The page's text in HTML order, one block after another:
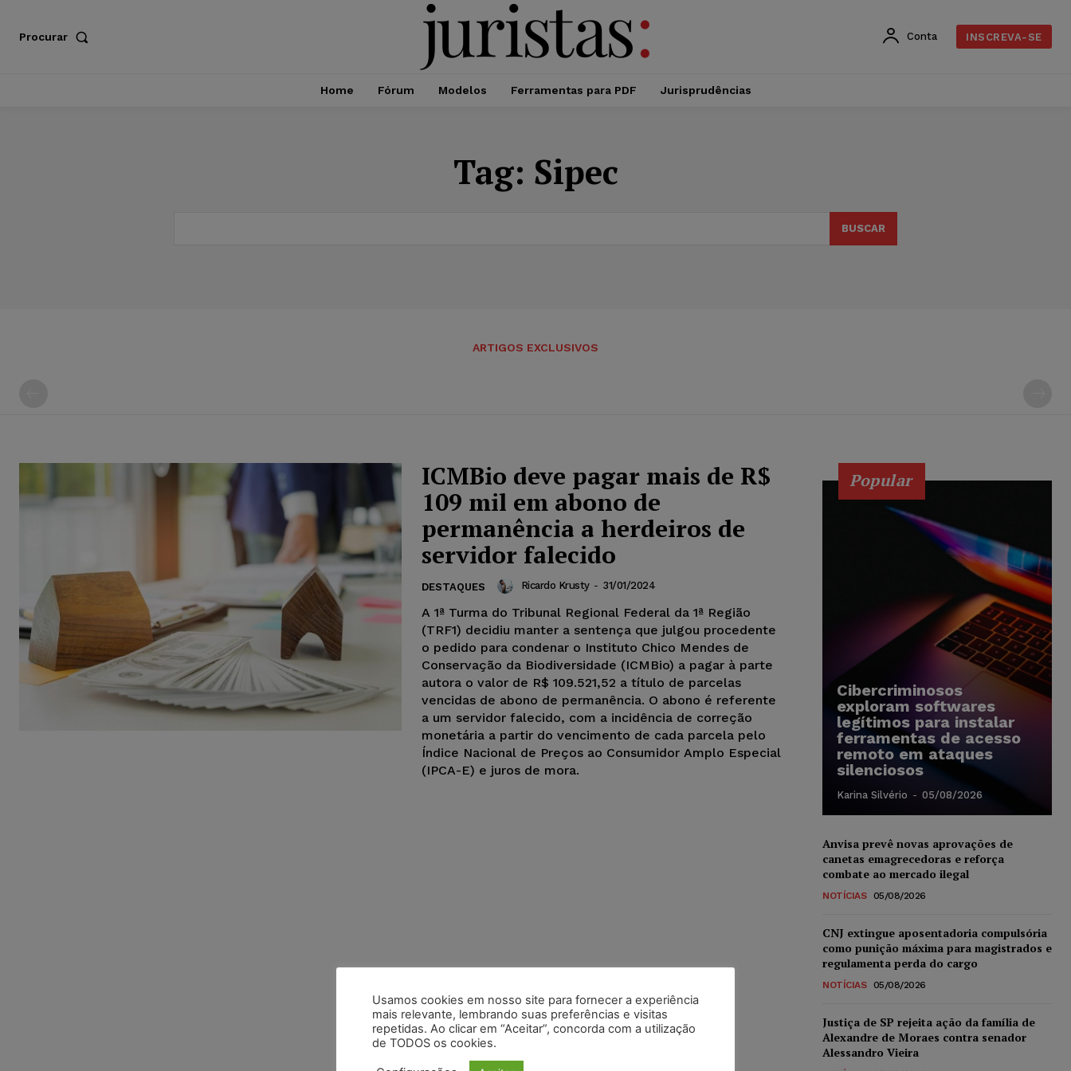
Procurar Conta INSCREVA-SE
Home Fórum Modelos Ferramentas para PDF Jurisprudências
Tag: Sipec
BUSCAR
ARTIGOS EXCLUSIVOS
ICMBio deve pagar mais de R$
109 mil em abono de
permanência a herdeiros de
servidor falecido
DESTAQUES Ricardo Krusty - 31/01/2024
A 1ª Turma do Tribunal Regional Federal da 1ª Região
(TRF1) decidiu manter a sentença que julgou procedente
o pedido para condenar o Instituto Chico Mendes de
Conservação da Biodiversidade (ICMBio) a pagar à parte
autora o valor de R$ 109.521,52 a título de parcelas
vencidas de abono de permanência. O abono é referente
a um servidor falecido, com a incidência de correção
monetária a partir do vencimento de cada parcela pelo
Índice Nacional de Preços ao Consumidor Amplo Especial
(IPCA-E) e juros de mora.
Popular
Cibercriminosos
exploram softwares
legítimos para instalar
ferramentas de acesso
remoto em ataques
silenciosos
Karina Silvério - 05/08/2026
Anvisa prevê novas aprovações de
canetas emagrecedoras e reforça
combate ao mercado ilegal
NOTÍCIAS 05/08/2026
CNJ extingue aposentadoria compulsória
como punição máxima para magistrados e
regulamenta perda do cargo
NOTÍCIAS 05/08/2026
Justiça de SP rejeita ação da família de
Alexandre de Moraes contra senador
Alessandro Vieira
Usamos cookies em nosso site para fornecer a experiência
mais relevante, lembrando suas preferências e visitas
repetidas. Ao clicar em “Aceitar”, concorda com a utilização
de TODOS os cookies.